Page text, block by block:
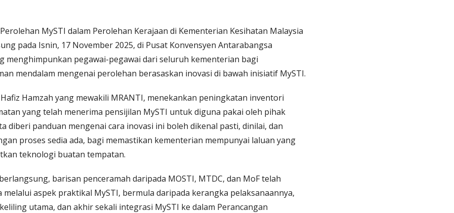
MySTI dalam Perolehan Kerajaan di Kementerian Kesihatan Malaysia
pada Isnin, 17 November 2025, di Pusat Konvensyen Antarabangsa
menghimpunkan pegawai-pegawai dari seluruh kementerian bagi
mendalam mengenai perolehan berasaskan inovasi di bawah inisiatif MySTI.
Hamzah yang mewakili MRANTI, menekankan peningkatan inventori
yang telah menerima pensijilan MySTI untuk diguna pakai oleh pihak
diberi panduan mengenai cara inovasi ini boleh dikenal pasti, dinilai, dan
proses sedia ada, bagi memastikan kementerian mempunyai laluan yang
teknologi buatan tempatan.
barisan penceramah daripada MOSTI, MTDC, dan MoF telah
aspek praktikal MySTI, bermula daripada kerangka pelaksanaannya,
utama, dan akhir sekali integrasi MySTI ke dalam Perancangan